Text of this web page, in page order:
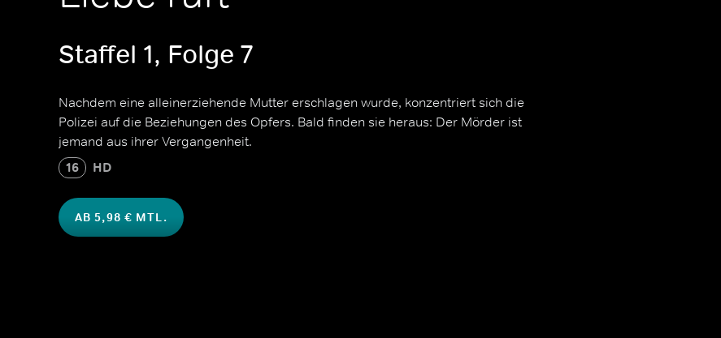
Staffel 1, Folge 7
Nachdem eine alleinerziehende Mutter erschlagen wurde, konzentriert sich die
Polizei auf die Beziehungen des Opfers. Bald finden sie heraus: Der Mörder ist
jemand aus ihrer Vergangenheit.
16 HD
AB 5,98 € MTL.